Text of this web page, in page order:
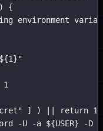
{
environment
${1}"
1
" ] ) return 1
-U -a ${USER} -D